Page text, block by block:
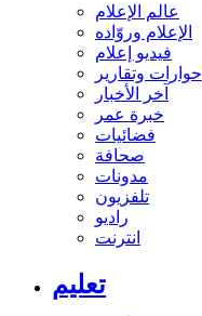
عالم الإعلام
الإعلام وروّاده
فيديو إعلام
حوارات وتقارير
آخر الأخبار
خبرة عمر
فضائيات
صحافة
مدونات
تلفزيون
راديو
انترنت
تعليم